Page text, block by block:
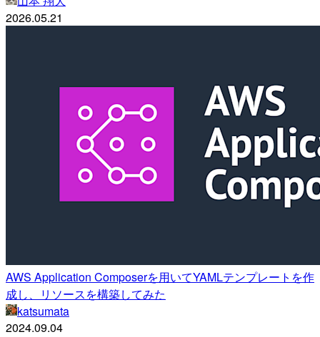
2026.05.21
AWS Application Composerを用いてYAMLテンプレートを作
成し、リソースを構築してみた
katsumata
2024.09.04